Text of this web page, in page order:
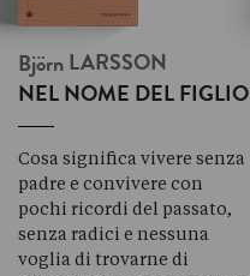
Björn LARSSON
NEL NOME DEL FIGLIO
Cosa significa vivere senza
padre e convivere con
pochi ricordi del passato,
senza radici e nessuna
voglia di trovarne di